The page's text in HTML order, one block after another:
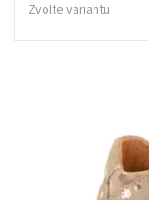
Zvolte variantu